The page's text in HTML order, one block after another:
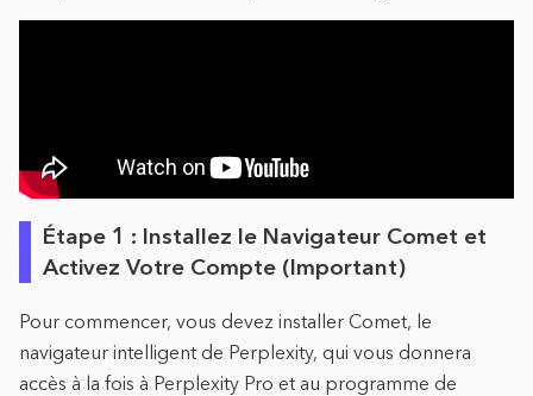
Étape 1 : Installez le Navigateur Comet et
Activez Votre Compte (Important)
Pour commencer, vous devez installer Comet, le
navigateur intelligent de Perplexity, qui vous donnera
accès à la fois à Perplexity Pro et au programme de